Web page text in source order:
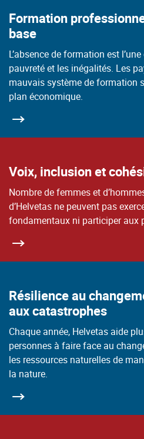
Formation
base
L’absence de formation est
pauvreté et les inégalités. Les
mauvais système de formation
plan économique.
Voix, inclusion et
Nombre de femmes et
d’Helvetas ne peuvent pas
fondamentaux ni participer aux
Résilience au
aux catastrophes
Chaque année, Helvetas aide
personnes à faire face au
les ressources naturelles de
la nature.